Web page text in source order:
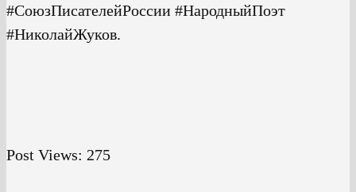
#СоюзПисателейРоссии #НародныйПоэт
#НиколайЖуков.
Post Views: 275